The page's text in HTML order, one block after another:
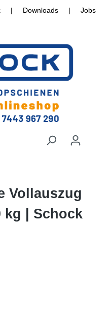
| Downloads | Jobs
Vollauszug
kg | Schock